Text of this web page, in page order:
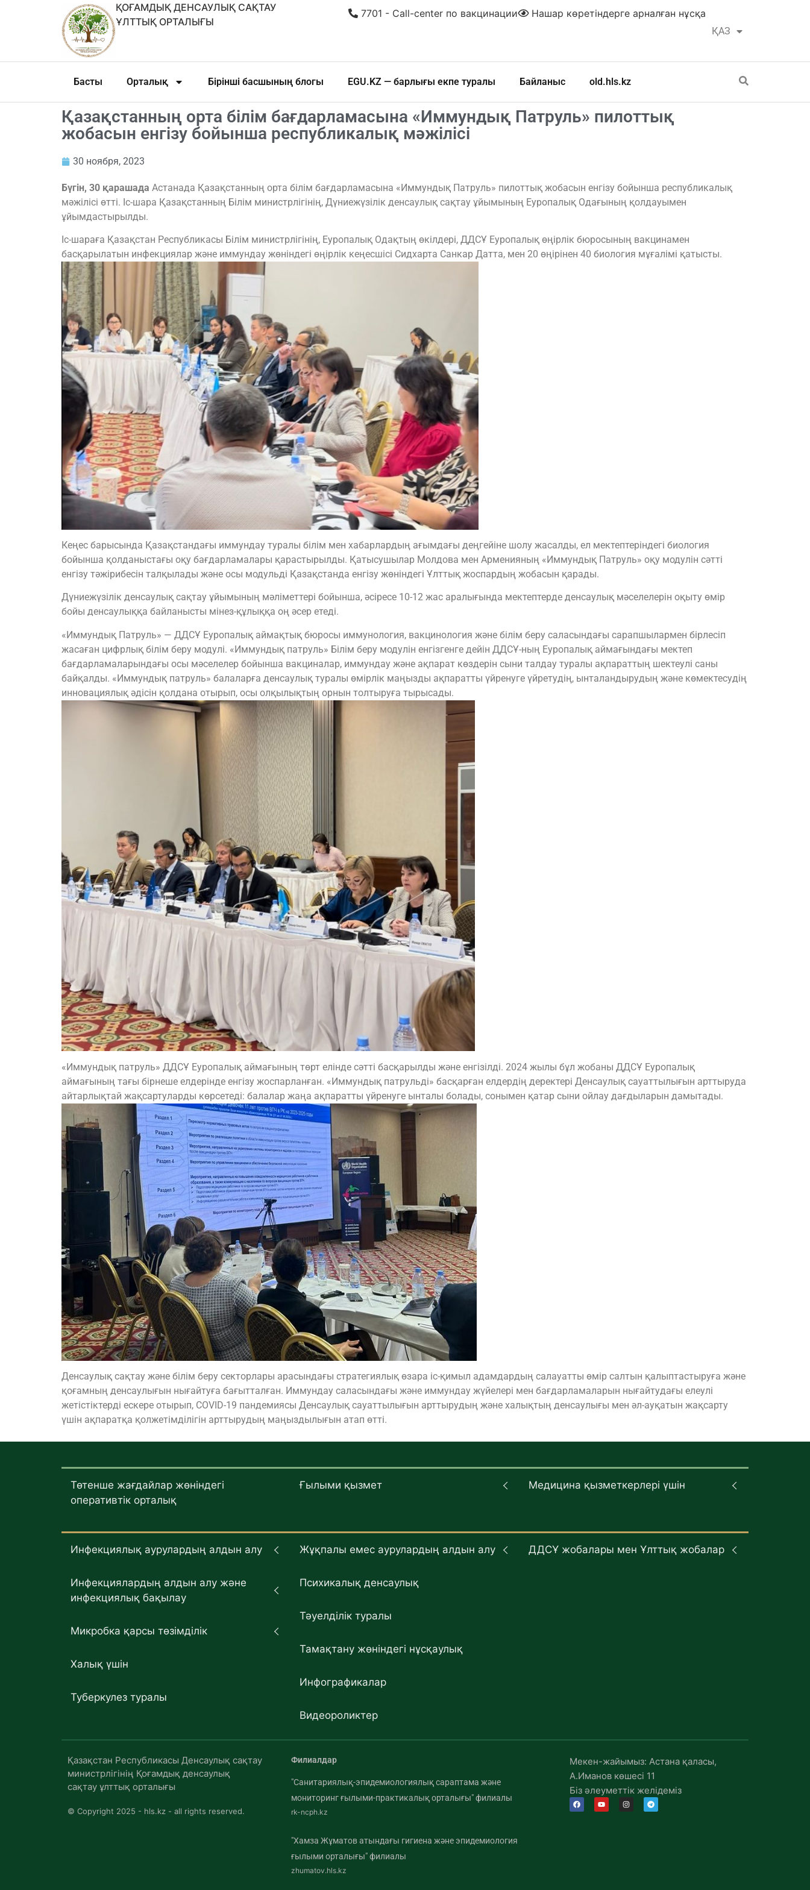
ҚОҒАМДЫҚ ДЕНСАУЛЫҚ САҚТАУ
ҰЛТТЫҚ ОРТАЛЫҒЫ
ҚАЗ
РУС
Нашар көретіндерге арналған нұсқа
7701 - Call-center по вакцинации
Басты Орталық Бірінші басшының блогы EGU.KZ — барлығы екпе туралы Байланыс old.hls.kz
Қазақстанның орта білім бағдарламасына «Иммундық Патруль» пилоттық
жобасын енгізу бойынша республикалық мәжілісі
30 ноября, 2023
Бүгін, 30 қарашада Астанада Қазақстанның орта білім бағдарламасына «Иммундық Патруль» пилоттық жобасын енгізу бойынша республикалық
мәжілісі өтті. Іс-шара Қазақстанның Білім министрлігінің, Дүниежүзілік денсаулық сақтау ұйымының Еуропалық Одағының қолдауымен
ұйымдастырылды.
Іс-шараға Қазақстан Республикасы Білім министрлігінің, Еуропалық Одақтың өкілдері, ДДСҰ Еуропалық өңірлік бюросының вакцинамен
басқарылатын инфекциялар және иммундау жөніндегі өңірлік кеңесшісі Сидхарта Санкар Датта, мен 20 өңірінен 40 биология мұғалімі қатысты.
Кеңес барысында Қазақстандағы иммундау туралы білім мен хабарлардың ағымдағы деңгейіне шолу жасалды, ел мектептеріндегі биология
бойынша қолданыстағы оқу бағдарламалары қарастырылды. Қатысушылар Молдова мен Арменияның «Иммундық Патруль» оқу модулін сәтті
енгізу тәжірибесін талқылады және осы модульді Қазақстанда енгізу жөніндегі Ұлттық жоспардың жобасын қарады.
Дүниежүзілік денсаулық сақтау ұйымының мәліметтері бойынша, әсіресе 10-12 жас аралығында мектептерде денсаулық мәселелерін оқыту өмір
бойы денсаулыққа байланысты мінез-құлыққа оң әсер етеді.
«Иммундық Патруль» — ДДСҰ Еуропалық аймақтық бюросы иммунология, вакцинология және білім беру саласындағы сарапшылармен бірлесіп
жасаған цифрлық білім беру модулі. «Иммундық патруль» Білім беру модулін енгізгенге дейін ДДСҰ-ның Еуропалық аймағындағы мектеп
бағдарламаларындағы осы мәселелер бойынша вакциналар, иммундау және ақпарат көздерін сыни талдау туралы ақпараттың шектеулі саны
байқалды. «Иммундық патруль» балаларға денсаулық туралы өмірлік маңызды ақпаратты үйренуге үйретудің, ынталандырудың және көмектесудің
инновациялық әдісін қолдана отырып, осы олқылықтың орнын толтыруға тырысады.
«Иммундық патруль» ДДСҰ Еуропалық аймағының төрт елінде сәтті басқарылды және енгізілді. 2024 жылы бұл жобаны ДДСҰ Еуропалық
аймағының тағы бірнеше елдерінде енгізу жоспарланған. «Иммундық патрульді» басқарған елдердің деректері Денсаулық сауаттылығын арттыруда
айтарлықтай жақсартуларды көрсетеді: балалар жаңа ақпаратты үйренуге ынталы болады, сонымен қатар сыни ойлау дағдыларын дамытады.
Денсаулық сақтау және білім беру секторлары арасындағы стратегиялық өзара іс-қимыл адамдардың салауатты өмір салтын қалыптастыруға және
қоғамның денсаулығын нығайтуға бағытталған. Иммундау саласындағы және иммундау жүйелері мен бағдарламаларын нығайтудағы елеулі
жетістіктерді ескере отырып, COVID-19 пандемиясы Денсаулық сауаттылығын арттырудың және халықтың денсаулығы мен әл-ауқатын жақсарту
үшін ақпаратқа қолжетімділігін арттырудың маңыздылығын атап өтті.
Төтенше жағдайлар жөніндегі
оперативтік орталық
Ғылыми қызмет Медицина қызметкерлері үшін
Инфекциялық аурулардың алдын алу
Инфекциялардың алдын алу және
инфекциялық бақылау
Микробка қарсы төзімділік
Халық үшін
Туберкулез туралы
Жұқпалы емес аурулардың алдын алу
Психикалық денсаулық
Тәуелділік туралы
Тамақтану жөніндегі нұсқаулық
Инфографикалар
Видеороликтер
ДДСҰ жобалары мен Ұлттық жобалар
Қазақстан Республикасы Денсаулық сақтау
министрлігінің Қоғамдық денсаулық
сақтау ұлттық орталығы
© Copyright 2025 - hls.kz - all rights reserved.
Филиалдар
"Санитариялық-эпидемиологиялық сараптама және
мониторинг ғылыми-практикалық орталығы" филиалы
rk-ncph.kz
"Хамза Жұматов атындағы гигиена және эпидемиология
ғылыми орталығы" филиалы
zhumatov.hls.kz
Мекен-жайымыз: Астана қаласы,
А.Иманов көшесі 11
Біз әлеуметтік желідеміз